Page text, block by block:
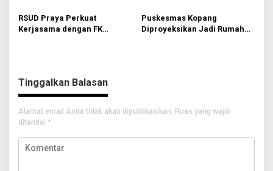
RSUD Praya Perkuat
Kerjasama dengan FK
Puskesmas Kopang
Diproyeksikan Jadi Rumah
Tinggalkan Balasan
Alamat email Anda tidak akan dipublikasikan. Ruas yang wajib
ditandai *